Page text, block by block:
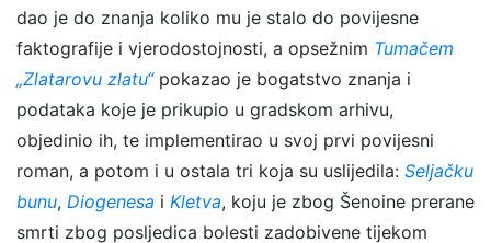
dao je do znanja koliko mu je stalo do povijesne
faktografije i vjerodostojnosti, a opsežnim Tumačem
„Zlatarovu zlatu“pokazao je bogatstvo znanja i
podataka koje je prikupio u gradskom arhivu,
objedinio ih, te implementirao u svoj prvi povijesni
roman, a potom i u ostala tri koja su uslijedila: Seljačku
bunu, Diogenesa i Kletva, koju je zbog Šenoine prerane
smrti zbog posljedica bolesti zadobivene tijekom